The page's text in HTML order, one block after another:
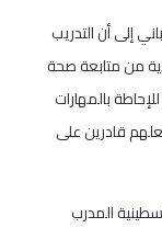
إلى أن التدريب
من متابعة صحة
بالمهارات
قادرين على
المدرب